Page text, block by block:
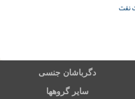
نفت
دگرباشان جنسی
سایر گروهها